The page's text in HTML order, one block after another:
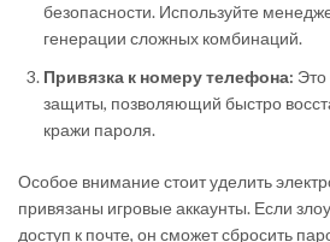
безопасности. Используйте
генерации сложных комбинаций.
Привязка к номеру телефона: Это
защиты, позволяющий быстро
кражи пароля.
Особое внимание стоит уделить
привязаны игровые аккаунты. Если
доступ к почте, он сможет сбросить